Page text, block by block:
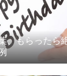
、もらったら